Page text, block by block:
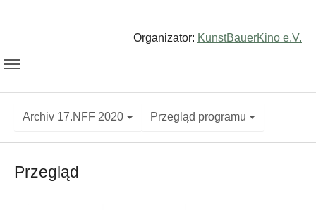
Organizator: KunstBauerKino e.V.
Archiv 17.NFF 2020 Przegląd programu
Przegląd